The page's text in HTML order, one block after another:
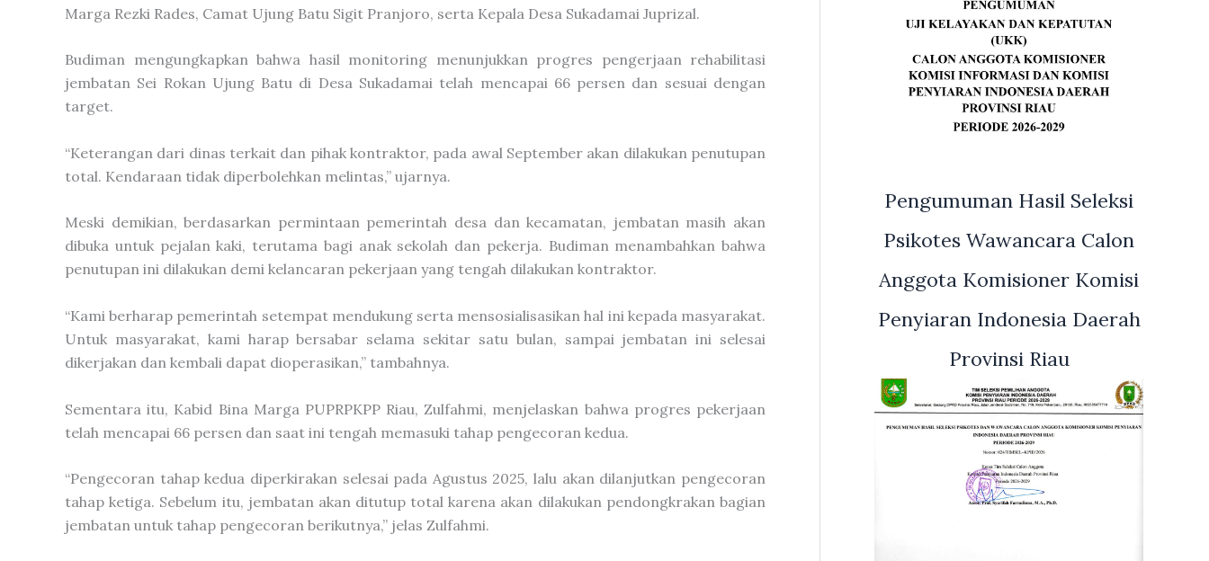
Marga Rezki Rades, Camat Ujung Batu Sigit Pranjoro, serta Kepala Desa Sukadamai Juprizal.
Budiman mengungkapkan bahwa hasil monitoring menunjukkan progres pengerjaan rehabilitasi
jembatan Sei Rokan Ujung Batu di Desa Sukadamai telah mencapai 66 persen dan sesuai dengan
target.
“Keterangan dari dinas terkait dan pihak kontraktor, pada awal September akan dilakukan penutupan
total. Kendaraan tidak diperbolehkan melintas,” ujarnya.
Meski demikian, berdasarkan permintaan pemerintah desa dan kecamatan, jembatan masih akan
dibuka untuk pejalan kaki, terutama bagi anak sekolah dan pekerja. Budiman menambahkan bahwa
penutupan ini dilakukan demi kelancaran pekerjaan yang tengah dilakukan kontraktor.
“Kami berharap pemerintah setempat mendukung serta mensosialisasikan hal ini kepada masyarakat.
Untuk masyarakat, kami harap bersabar selama sekitar satu bulan, sampai jembatan ini selesai
dikerjakan dan kembali dapat dioperasikan,” tambahnya.
Sementara itu, Kabid Bina Marga PUPRPKPP Riau, Zulfahmi, menjelaskan bahwa progres pekerjaan
telah mencapai 66 persen dan saat ini tengah memasuki tahap pengecoran kedua.
“Pengecoran tahap kedua diperkirakan selesai pada Agustus 2025, lalu akan dilanjutkan pengecoran
tahap ketiga. Sebelum itu, jembatan akan ditutup total karena akan dilakukan pendongkrakan bagian
jembatan untuk tahap pengecoran berikutnya,” jelas Zulfahmi.
Pengumuman Hasil Seleksi
Psikotes Wawancara Calon
Anggota Komisioner Komisi
Penyiaran Indonesia Daerah
Provinsi Riau